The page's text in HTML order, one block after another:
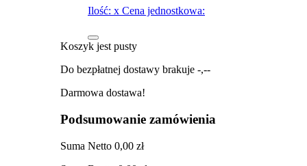
Ilość: x Cena jednostkowa:
Koszyk jest pusty
Do bezpłatnej dostawy brakuje -,--
Darmowa dostawa!
Podsumowanie zamówienia
Suma Netto 0,00 zł